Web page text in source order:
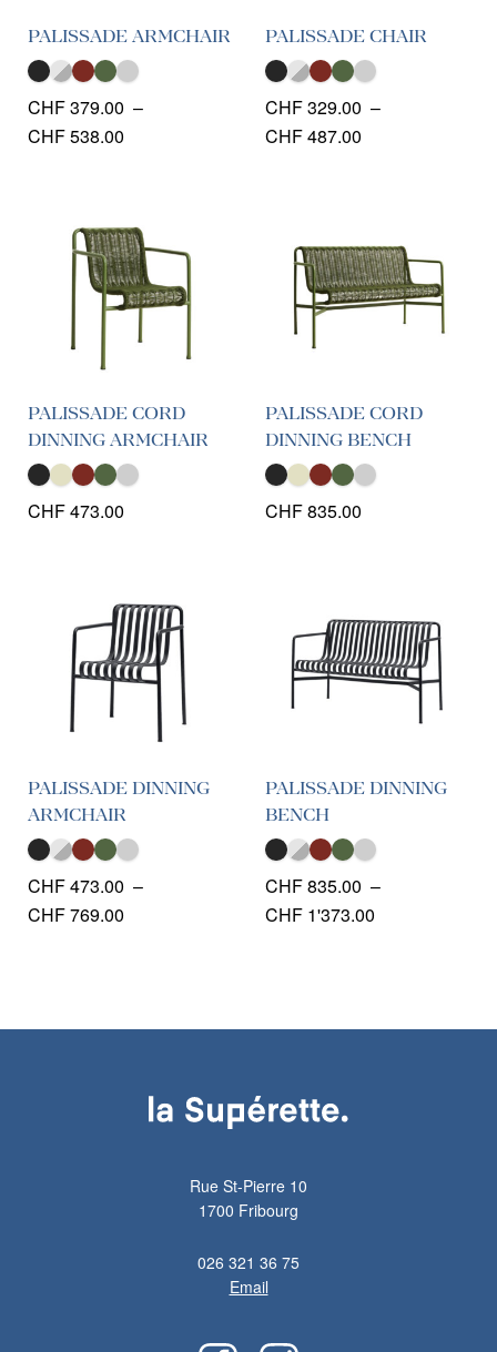
PALISSADE ARMCHAIR
CHF379.00 –
CHF538.00
CHF 379.00
à
CHF 538.00
PALISSADE CHAIR
CHF329.00 –
CHF487.00
à
CHF 487.00
PALISSADE CORD
DINNING ARMCHAIR
CHF473.00
PALISSADE CORD
DINNING BENCH
CHF835.00
PALISSADE DINNING
ARMCHAIR
CHF473.00 –
CHF769.00
à
PALISSADE DINNING
BENCH
CHF835.00 –
CHF 1'373.00
à
Rue St-Pierre 10
1700 Fribourg
026 321 36 75
Email